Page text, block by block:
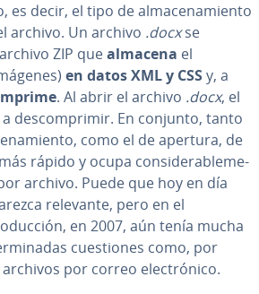
es decir, el tipo de al­ma­ce­na­mie­n­to
archivo. Un archivo .docxse
ZIP quealmacena el
en datos XML y CSSy, a
. Al abrir el archivo .docx, el
de­s­co­m­pri­mir. En conjunto, tanto
como el de apertura, de
rápido y ocupa co­n­si­de­ra­ble­me­
archivo. Puede que hoy en día
relevante, pero en el
en 2007, aún tenía mucha
cue­s­tio­nes como, por
por correo ele­c­tró­ni­co.